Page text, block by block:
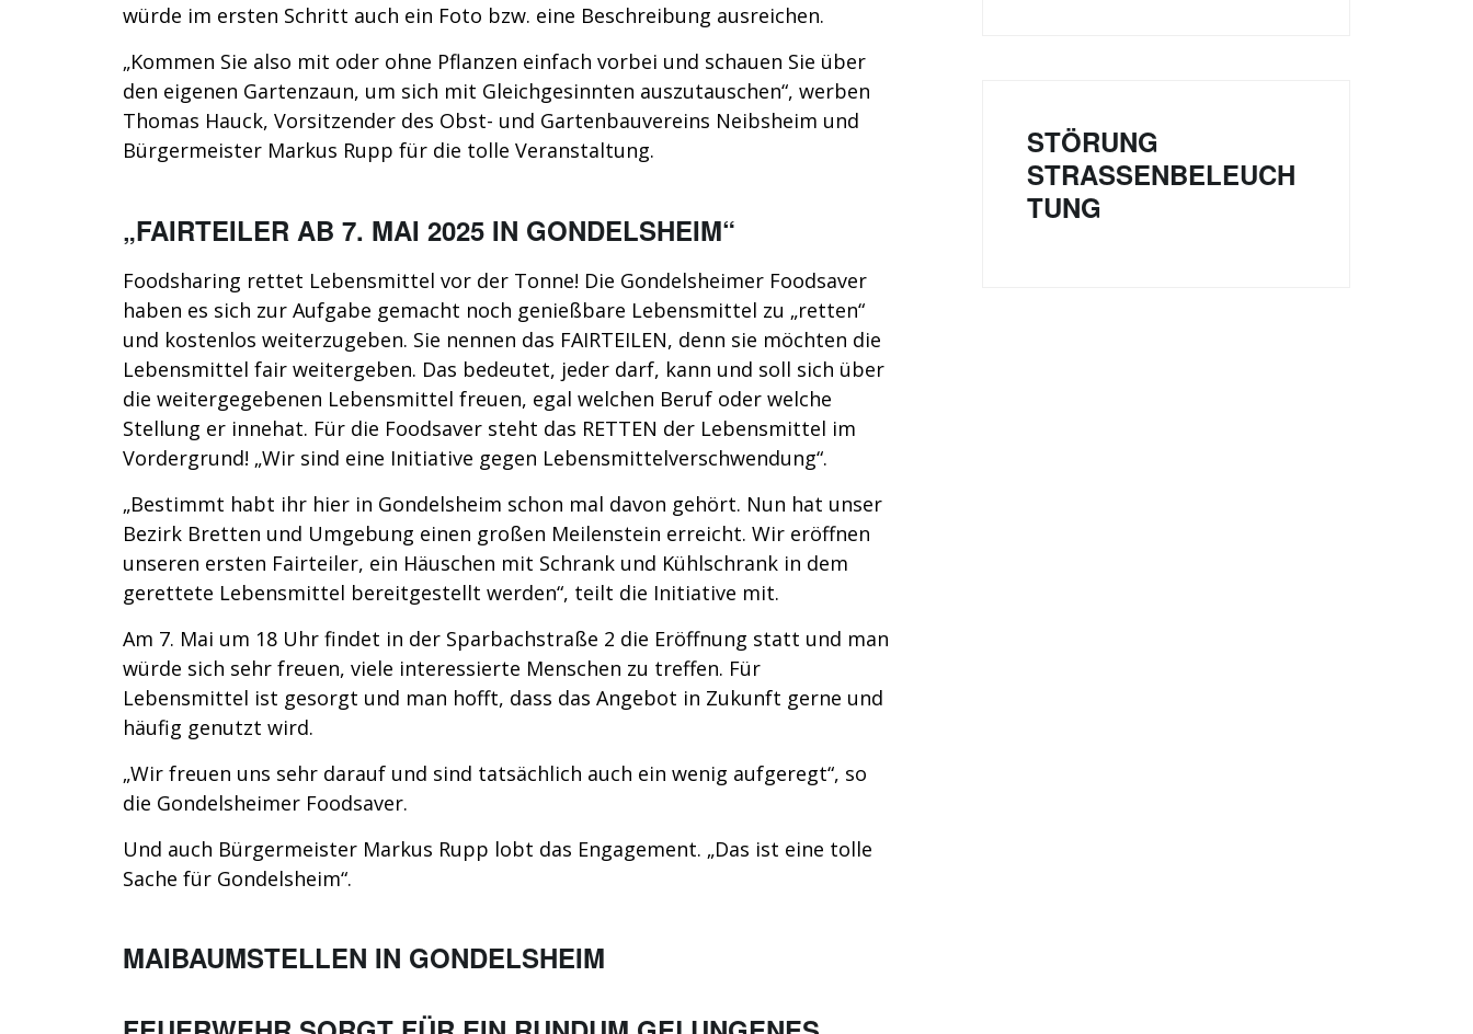
würde im ersten Schritt auch ein Foto bzw. eine Beschreibung ausreichen.
„Kommen Sie also mit oder ohne Pflanzen einfach vorbei und schauen Sie über
den eigenen Gartenzaun, um sich mit Gleichgesinnten auszutauschen“, werben
Thomas Hauck, Vorsitzender des Obst- und Gartenbauvereins Neibsheim und
Bürgermeister Markus Rupp für die tolle Veranstaltung.
„FAIRTEILER AB 7. MAI 2025 IN GONDELSHEIM“
Foodsharing rettet Lebensmittel vor der Tonne! Die Gondelsheimer Foodsaver
haben es sich zur Aufgabe gemacht noch genießbare Lebensmittel zu „retten“
und kostenlos weiterzugeben. Sie nennen das FAIRTEILEN, denn sie möchten die
Lebensmittel fair weitergeben. Das bedeutet, jeder darf, kann und soll sich über
die weitergegebenen Lebensmittel freuen, egal welchen Beruf oder welche
Stellung er innehat. Für die Foodsaver steht das RETTEN der Lebensmittel im
Vordergrund! „Wir sind eine Initiative gegen Lebensmittelverschwendung“.
„Bestimmt habt ihr hier in Gondelsheim schon mal davon gehört. Nun hat unser
Bezirk Bretten und Umgebung einen großen Meilenstein erreicht. Wir eröffnen
unseren ersten Fairteiler, ein Häuschen mit Schrank und Kühlschrank in dem
gerettete Lebensmittel bereitgestellt werden“, teilt die Initiative mit.
Am 7. Mai um 18 Uhr findet in der Sparbachstraße 2 die Eröffnung statt und man
würde sich sehr freuen, viele interessierte Menschen zu treffen. Für
Lebensmittel ist gesorgt und man hofft, dass das Angebot in Zukunft gerne und
häufig genutzt wird.
„Wir freuen uns sehr darauf und sind tatsächlich auch ein wenig aufgeregt“, so
die Gondelsheimer Foodsaver.
Und auch Bürgermeister Markus Rupp lobt das Engagement. „Das ist eine tolle
Sache für Gondelsheim“.
MAIBAUMSTELLEN IN GONDELSHEIM
STÖRUNG
STRASSENBELEUCHT
UNG